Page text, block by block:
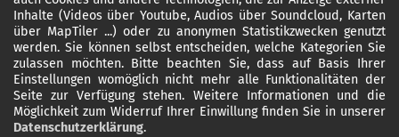
Inhalte (Videos über Youtube, Audios über Soundcloud, Karten
über MapTiler ...) oder zu anonymen Statistikzwecken genutzt
werden. Sie können selbst entscheiden, welche Kategorien Sie
zulassen möchten. Bitte beachten Sie, dass auf Basis Ihrer
Einstellungen womöglich nicht mehr alle Funktionalitäten der
Seite zur Verfügung stehen. Weitere Informationen und die
Möglichkeit zum Widerruf Ihrer Einwillung finden Sie in unserer
Datenschutzerklärung.